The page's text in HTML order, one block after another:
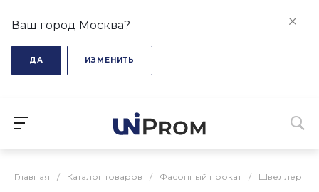
Ваш город Москва?
ДА ИЗМЕНИТЬ
Главная / Каталог товаров / Фасонный прокат / Швеллер